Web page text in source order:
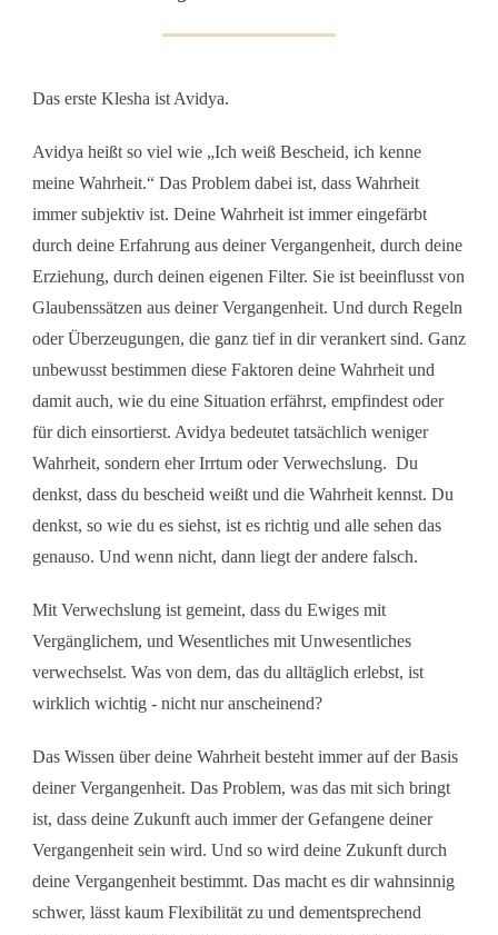
Das erste Klesha ist Avidya.
Avidya heißt so viel wie „Ich weiß Bescheid, ich kenne
meine Wahrheit.“ Das Problem dabei ist, dass Wahrheit
immer subjektiv ist. Deine Wahrheit ist immer eingefärbt
durch deine Erfahrung aus deiner Vergangenheit, durch deine
Erziehung, durch deinen eigenen Filter. Sie ist beeinflusst von
Glaubenssätzen aus deiner Vergangenheit. Und durch Regeln
oder Überzeugungen, die ganz tief in dir verankert sind. Ganz
unbewusst bestimmen diese Faktoren deine Wahrheit und
damit auch, wie du eine Situation erfährst, empfindest oder
für dich einsortierst. Avidya bedeutet tatsächlich weniger
Wahrheit, sondern eher Irrtum oder Verwechslung. Du
denkst, dass du bescheid weißt und die Wahrheit kennst. Du
denkst, so wie du es siehst, ist es richtig und alle sehen das
genauso. Und wenn nicht, dann liegt der andere falsch.
Mit Verwechslung ist gemeint, dass du Ewiges mit
Vergänglichem, und Wesentliches mit Unwesentliches
verwechselst. Was von dem, das du alltäglich erlebst, ist
wirklich wichtig - nicht nur anscheinend?
Das Wissen über deine Wahrheit besteht immer auf der Basis
deiner Vergangenheit. Das Problem, was das mit sich bringt
ist, dass deine Zukunft auch immer der Gefangene deiner
Vergangenheit sein wird. Und so wird deine Zukunft durch
deine Vergangenheit bestimmt. Das macht es dir wahnsinnig
schwer, lässt kaum Flexibilität zu und dementsprechend